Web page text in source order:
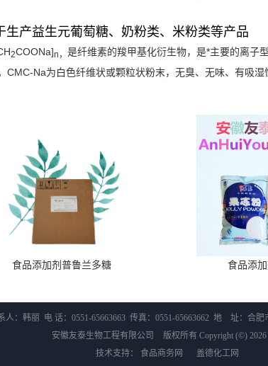
产益生元葡萄糖、奶粉类、米粉类等产品
2COONa]n ， 是纤维素的羧甲基化衍生物，是*主要的离子
CMC-Na为白色纤维状或颗粒状粉末，无臭、无味、有吸
食品添加剂普鲁兰多糖 食品添
人：韩丽 电 话：0551-65663663 传真：0551-65663662 地 址：合肥
安徽友泰生物工程有限公司
版权所有 Copyright (©) 2026
技术支持： 食品商务网 盖德化工网